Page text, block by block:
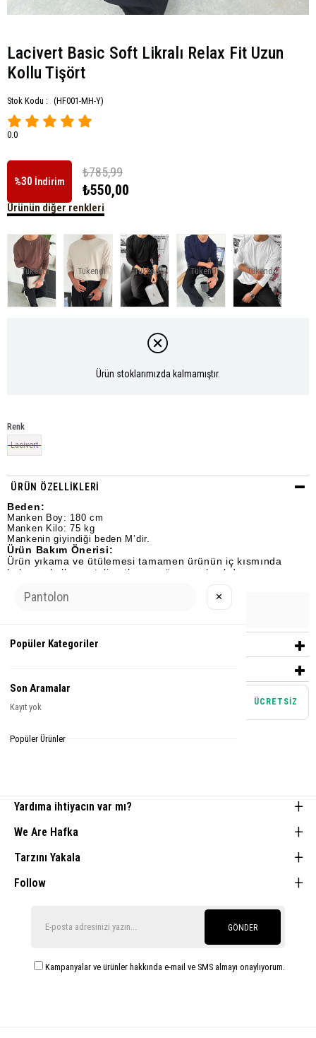
Lacivert Basic Soft Likralı Relax Fit Uzun
Kollu Tişört
Stok Kodu : (HF001-MH-Y)
0.0
%30 İndirim
₺785,99
₺550,00
Ürünün diğer renkleri
Tükendi Tükendi Tükendi Tükendi Tükendi
Ürün stoklarımızda kalmamıştır.
Renk
Lacivert
ÜRÜN ÖZELLIKLERI
Beden:
Manken Boy: 180 cm
Manken Kilo: 75 kg
Mankenin giyindiği beden M’dir.
Ürün Bakım Önerisi:
Ürün yıkama ve ütülemesi tamamen ürünün iç kısmında
bulunan kullanım talimatlarına göre yapılmalıdır.
YORUMLAR(0)
ÜCRETSİZ
Yardıma ihtiyacın var mı?
We Are Hafka
Tarzını Yakala
Follow
GÖNDER
Kampanyalar ve ürünler hakkında e-mail ve SMS almayı onaylıyorum.
✕
Popüler Kategoriler
Son Aramalar
Kayıt yok
Popüler Ürünler